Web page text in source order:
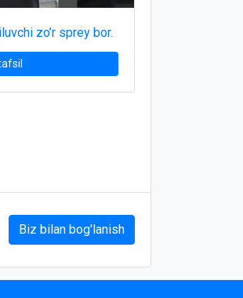
zo’r sprey bor.
Biz bilan bog'lanish